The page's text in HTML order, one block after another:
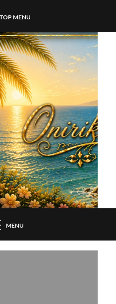
TOP MENU
MENU